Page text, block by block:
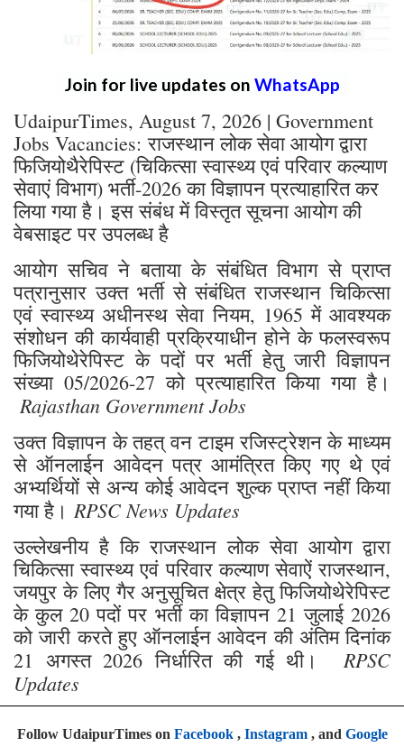
Join for live updates on WhatsApp
UdaipurTimes, August 7, 2026 | Government
Jobs Vacancies: राजस्थान लोक सेवा आयोग द्वारा
फिजियोथैरेपिस्ट (चिकित्सा स्वास्थ्य एवं परिवार कल्याण
सेवाएं विभाग) भर्ती-2026 का विज्ञापन प्रत्याहारित कर
लिया गया है। इस संबंध में विस्तृत सूचना आयोग की
वेबसाइट पर उपलब्ध है
आयोग सचिव ने बताया के संबंधित विभाग से प्राप्त
पत्रानुसार उक्त भर्ती से संबंधित राजस्थान चिकित्सा
एवं स्वास्थ्य अधीनस्थ सेवा नियम, 1965 में आवश्यक
संशोधन की कार्यवाही प्रक्रियाधीन होने के फलस्वरूप
फिजियोथेरेपिस्ट के पदों पर भर्ती हेतु जारी विज्ञापन
संख्या 05/2026-27 को प्रत्याहारित किया गया है।
Rajasthan Government Jobs
उक्त विज्ञापन के तहत् वन टाइम रजिस्ट्रेशन के माध्यम
से ऑनलाईन आवेदन पत्र आमंत्रित किए गए थे एवं
अभ्यर्थियों से अन्य कोई आवेदन शुल्क प्राप्त नहीं किया
गया है। RPSC News Updates
उल्लेखनीय है कि राजस्थान लोक सेवा आयोग द्वारा
चिकित्सा स्वास्थ्य एवं परिवार कल्याण सेवाऐं राजस्थान,
जयपुर के लिए गैर अनुसूचित क्षेत्र हेतु फिजियोथेरेपिस्ट
के कुल 20 पदों पर भर्ती का विज्ञापन 21 जुलाई 2026
को जारी करते हुए ऑनलाईन आवेदन की अंतिम दिनांक
21 अगस्त 2026 निर्धारित की गई थी। RPSC
Updates
Follow UdaipurTimes on Facebook, Instagram, and Google